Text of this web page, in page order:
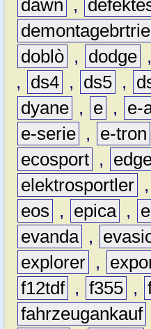
dawn ,
doblò , dodge ,
,
ds4 , ds5 ,
dyane , e , e-
e-serie , e-tron
ecosport ,
elektrosportler ,
eos
, epica ,
evanda ,
explorer ,
f12tdf , f355 ,
fahrzeugankauf